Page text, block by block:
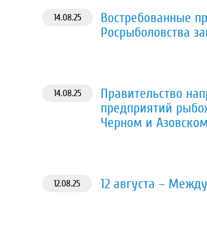
14.08.25
Востребованные
Росрыболовства
14.08.25
Правительство
предприятий
Черном и
12.08.25 12 августа –